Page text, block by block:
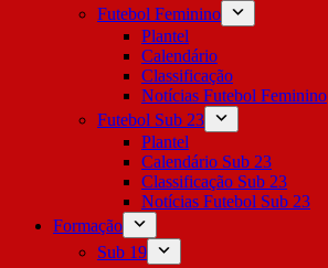
Futebol Feminino
Plantel
Calendário
Classificação
Notícias Futebol Feminino
Futebol Sub 23
Plantel
Calendário Sub 23
Classificação Sub 23
Notícias Futebol Sub 23
Formação
Sub 19